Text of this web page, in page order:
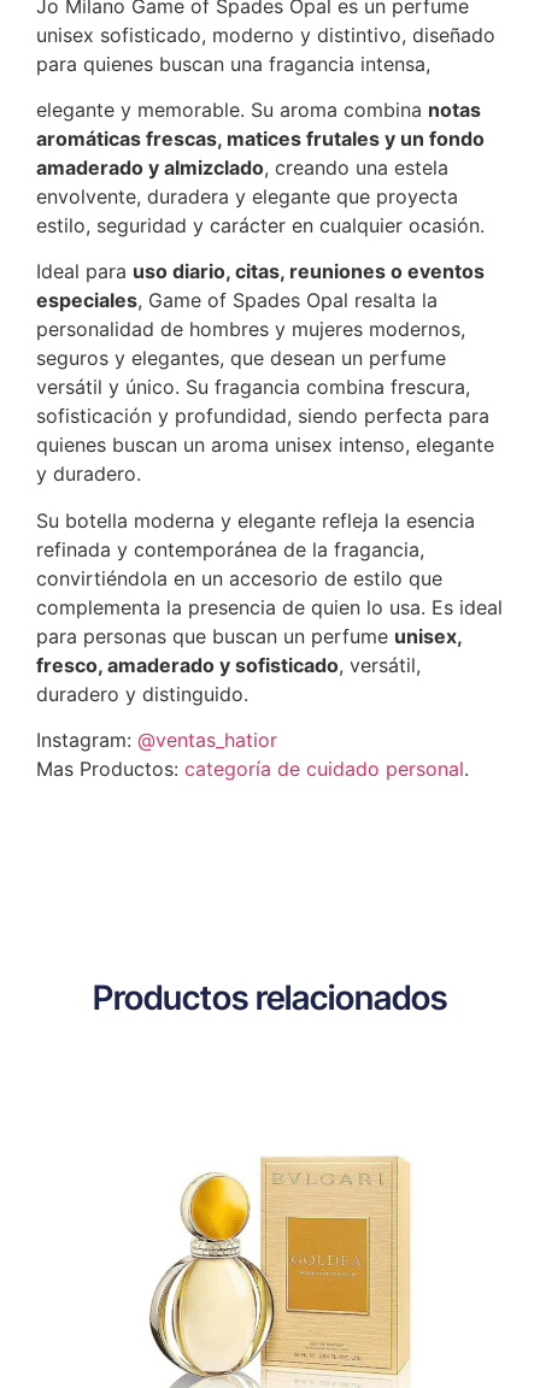
Jo Milano Game of Spades Opal es un perfume
unisex sofisticado, moderno y distintivo, diseñado
para quienes buscan una fragancia intensa,
elegante y memorable. Su aroma combina notas
aromáticas frescas, matices frutales y un fondo
amaderado y almizclado, creando una estela
envolvente, duradera y elegante que proyecta
estilo, seguridad y carácter en cualquier ocasión.
Ideal para uso diario, citas, reuniones o eventos
especiales, Game of Spades Opal resalta la
personalidad de hombres y mujeres modernos,
seguros y elegantes, que desean un perfume
versátil y único. Su fragancia combina frescura,
sofisticación y profundidad, siendo perfecta para
quienes buscan un aroma unisex intenso, elegante
y duradero.
Su botella moderna y elegante refleja la esencia
refinada y contemporánea de la fragancia,
convirtiéndola en un accesorio de estilo que
complementa la presencia de quien lo usa. Es ideal
para personas que buscan un perfume unisex,
fresco, amaderado y sofisticado, versátil,
duradero y distinguido.
Instagram: @ventas_hatior
Mas Productos: categoría de cuidado personal.
Productos relacionados